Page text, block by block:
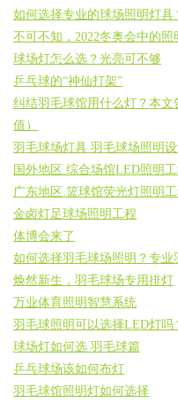
如何选择专业的球场照明灯具
不可不知，2022冬奥会中的照
球场灯怎么选？光亮可不够
乒乓球的“神仙打架”
纠结羽毛球馆用什么灯？本
值）
羽毛球场灯具 羽毛球场照明
国外地区.综合场馆LED照明
广东地区.篮球馆荧光灯照明
金卤灯足球场照明工程
体博会来了
如何选择羽毛球场照明？专业
焕然新生，羽毛球场专用排灯
万业体育照明智慧系统
羽毛球照明可以选择LED灯吗
球场灯如何选 羽毛球篇
乒乓球场该如何布灯
羽毛球馆照明灯如何选择